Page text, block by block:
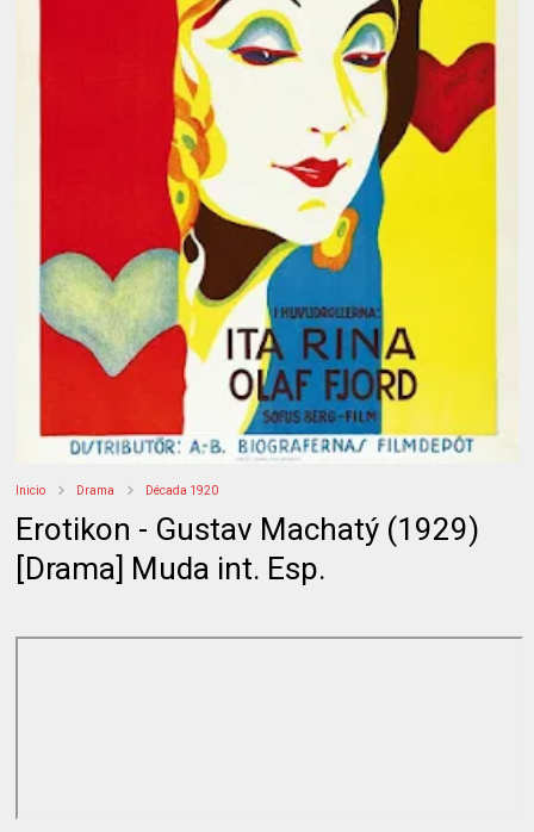
Inicio Drama Década 1920
Erotikon - Gustav Machatý (1929)
[Drama] Muda int. Esp.